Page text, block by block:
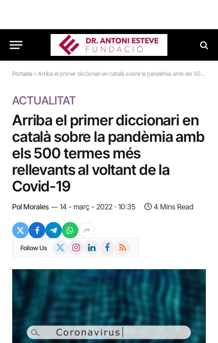
Portada » Arriba el primer diccionari en català sobre la pandèmia amb els 500 termes més rellevants al voltant de la Covid-19
ACTUALITAT
Arriba el primer diccionari en
català sobre la pandèmia amb
els 500 termes més
rellevants al voltant de la
Covid-19
Pol Morales 14 - març - 2022 · 10:35 4 Mins Read
Follow Us InstagramLinkedInFacebook
RSS